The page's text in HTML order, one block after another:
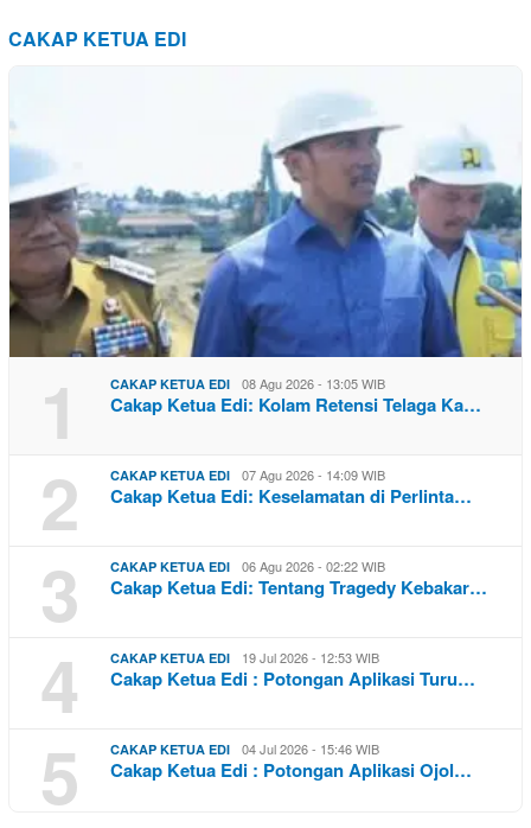
CAKAP KETUA EDI
1 CAKAP KETUA EDI 08 Agu 2026 - 13:05 WIB
Cakap Ketua Edi: Kolam Retensi Telaga Ka…
2 CAKAP KETUA EDI 07 Agu 2026 - 14:09 WIB
Cakap Ketua Edi: Keselamatan di Perlinta…
3 CAKAP KETUA EDI 06 Agu 2026 - 02:22 WIB
Cakap Ketua Edi: Tentang Tragedy Kebakar…
4 CAKAP KETUA EDI 19 Jul 2026 - 12:53 WIB
Cakap Ketua Edi : Potongan Aplikasi Turu…
5 CAKAP KETUA EDI 04 Jul 2026 - 15:46 WIB
Cakap Ketua Edi : Potongan Aplikasi Ojol…